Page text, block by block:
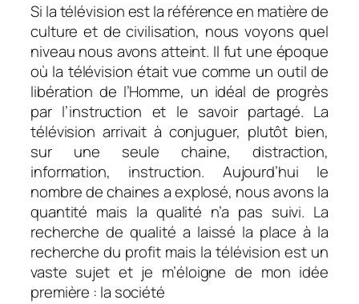
Si la télévision est la référence en matière de
culture et de civilisation, nous voyons quel
niveau nous avons atteint. Il fut une époque
où la télévision était vue comme un outil de
libération de l’Homme, un idéal de progrès
par l’instruction et le savoir partagé. La
télévision arrivait à conjuguer, plutôt bien,
sur une seule chaine, distraction,
information, instruction. Aujourd’hui le
nombre de chaines a explosé, nous avons la
quantité mais la qualité n’a pas suivi. La
recherche de qualité a laissé la place à la
recherche du profit mais la télévision est un
vaste sujet et je m’éloigne de mon idée
première : la société